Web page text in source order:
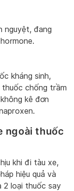
nguyệt, đang
kháng sinh,
chống trầm
kê đơn
ngoài thuốc
khi đi tàu xe,
hiệu quả và
2 loại thuốc say